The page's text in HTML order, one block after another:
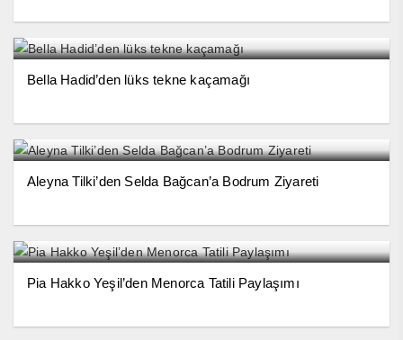
Bella Hadid’den lüks tekne kaçamağı
Aleyna Tilki’den Selda Bağcan’a Bodrum Ziyareti
Pia Hakko Yeşil’den Menorca Tatili Paylaşımı